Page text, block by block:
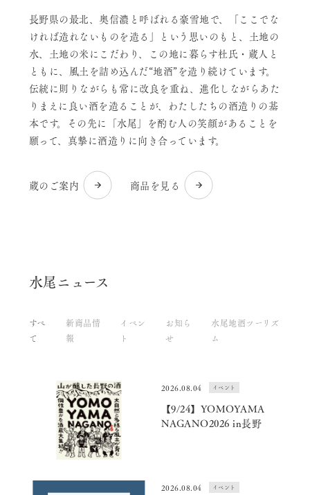
長野県の最北、奥信濃と呼ばれる豪雪地で、「ここでな
ければ造れないものを造る」という思いのもと、土地の
水、土地の米にこだわり、この地に暮らす杜氏・蔵人と
ともに、風土を詰め込んだ“地酒”を造り続けています。
伝統に則りながらも常に改良を重ね、進化しながらあた
りまえに良い酒を造ることが、わたしたちの酒造りの基
本です。その先に「水尾」を酌む人の笑顔があることを
願って、真摯に酒造りに向き合っています。
蔵のご案内 商品を見る
水尾ニュース
すべ
て
新商品情
報
イベン
ト
お知ら
せ
水尾地酒ツーリズ
ム
2026.08.04 イベント
【9/24】YOMOYAMA
NAGANO2026 in長野
2026.08.04 イベント